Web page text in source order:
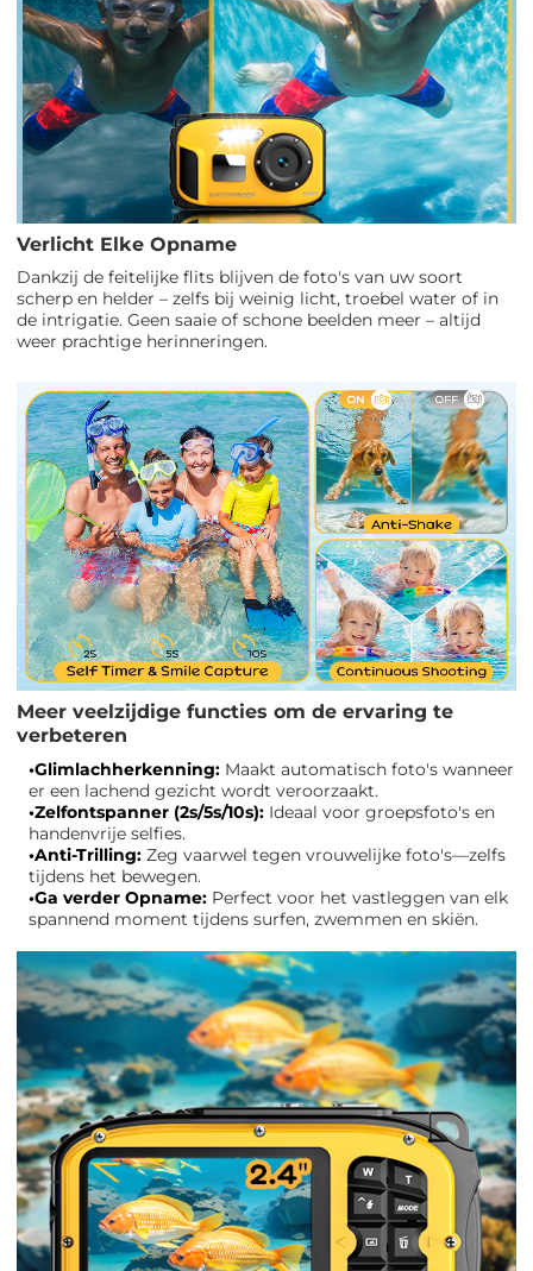
Verlicht Elke Opname
Dankzij de feitelijke flits blijven de foto's van uw soort
scherp en helder – zelfs bij weinig licht, troebel water of in
de intrigatie. Geen saaie of schone beelden meer – altijd
weer prachtige herinneringen.
Meer veelzijdige functies om de ervaring te
verbeteren
•Glimlachherkenning: Maakt automatisch foto's wanneer
er een lachend gezicht wordt veroorzaakt.
•Zelfontspanner (2s/5s/10s): Ideaal voor groepsfoto's en
handenvrije selfies.
•Anti-Trilling: Zeg vaarwel tegen vrouwelijke foto's—zelfs
tijdens het bewegen.
•Ga verder Opname: Perfect voor het vastleggen van elk
spannend moment tijdens surfen, zwemmen en skiën.